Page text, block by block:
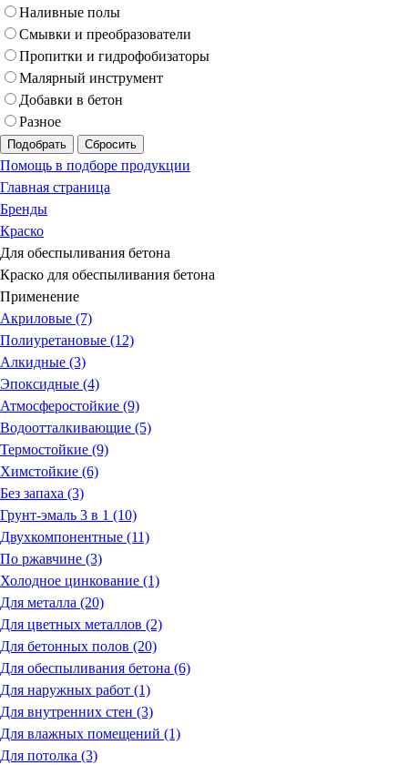
Наливные полы
Смывки и преобразователи
Пропитки и гидрофобизаторы
Малярный инструмент
Добавки в бетон
Разное
Подобрать Сбросить
Помощь в подборе продукции
Главная страница
Бренды
Краско
Для обеспыливания бетона
Краско для обеспыливания бетона
Применение
Акриловые (7)
Полиуретановые (12)
Алкидные (3)
Эпоксидные (4)
Атмосферостойкие (9)
Водоотталкивающие (5)
Термостойкие (9)
Химстойкие (6)
Без запаха (3)
Грунт-эмаль 3 в 1 (10)
Двухкомпонентные (11)
По ржавчине (3)
Холодное цинкование (1)
Для металла (20)
Для цветных металлов (2)
Для бетонных полов (20)
Для обеспыливания бетона (6)
Для наружных работ (1)
Для внутренних стен (3)
Для влажных помещений (1)
Для потолка (3)